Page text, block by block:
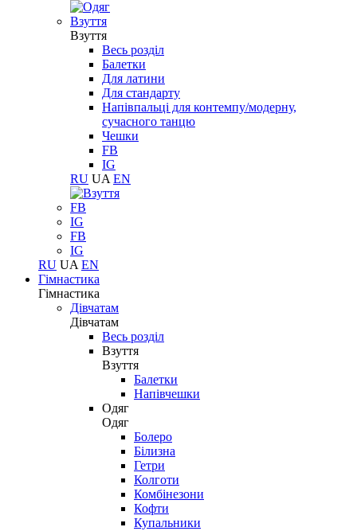
Взуття
Взуття
Весь розділ
Балетки
Для латини
Для стандарту
Напівпальці для контемпу/модерну,
сучасного танцю
Чешки
FB
IG
RU UA EN
FB
IG
FB
IG
RU UA EN
Гімнастика
Гімнастика
Дівчатам
Дівчатам
Весь розділ
Взуття
Взуття
Балетки
Напівчешки
Одяг
Одяг
Болеро
Білизна
Гетри
Колготи
Комбінезони
Кофти
Купальники